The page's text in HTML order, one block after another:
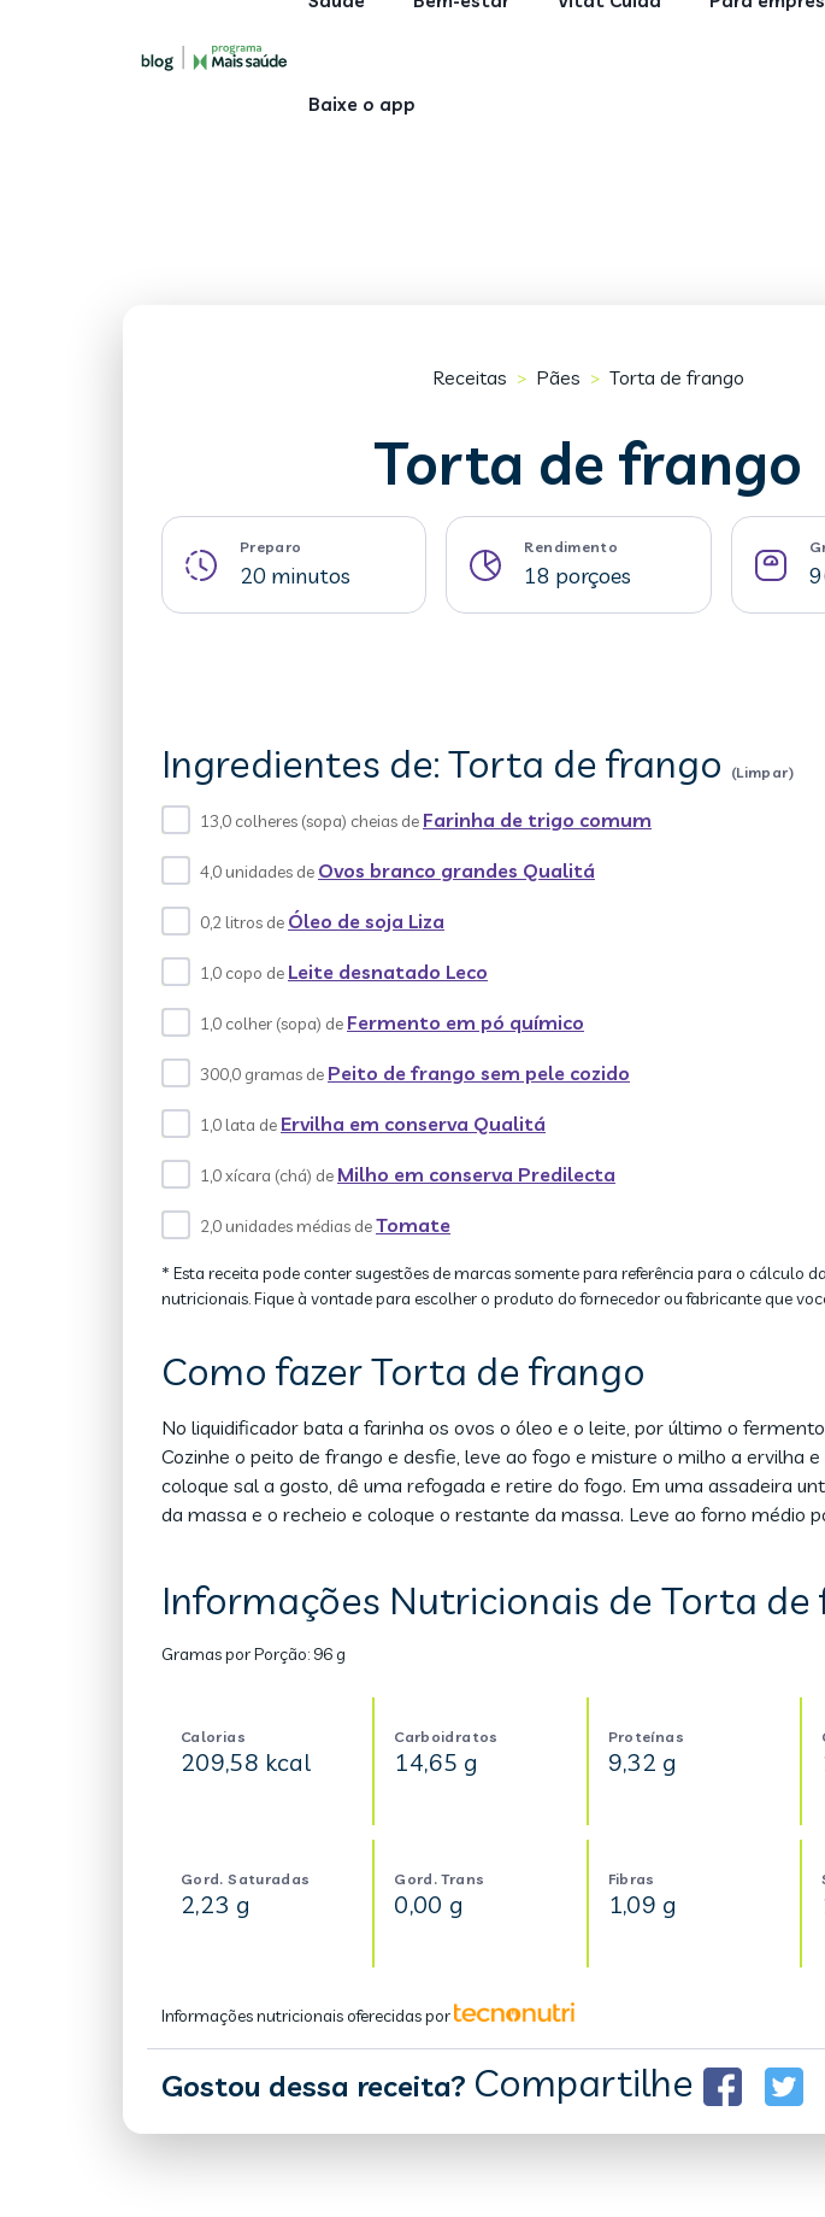
Baixe o app
Receitas > Pães > Torta de frango
Torta de frango
Preparo
20 minutos
Rendimento
18 porçoes
Ingredientes de: Torta de frango (Limpar)
13,0 colheres (sopa) cheias de Farinha de trigo comum
4,0 unidades de Ovos branco grandes Qualitá
0,2 litros de Óleo de soja Liza
1,0 copo de Leite desnatado Leco
1,0 colher (sopa) de Fermento em pó químico
300,0 gramas de Peito de frango sem pele cozido
1,0 lata de Ervilha em conserva Qualitá
1,0 xícara (chá) de Milho em conserva Predilecta
2,0 unidades médias deTomate
* Esta receita pode conter sugestões de marcas somente para referência para o cálculo
nutricionais. Fique à vontade para escolher o produto do fornecedor ou fabricante que
Como fazer Torta de frango
No liquidificador bata a farinha os ovos o óleo e o leite, por último o
Cozinhe o peito de frango e desfie, leve ao fogo e misture o milho a ervilha
coloque sal a gosto, dê uma refogada e retire do fogo. Em uma assadeira
da massa e o recheio e coloque o restante da massa. Leve ao forno médio
Informações Nutricionais de Torta de
Gramas por Porção: 96 g
Calorias
209,58 kcal
Carboidratos
14,65 g
Proteínas
9,32 g
Gord. Saturadas
2,23 g
Gord. Trans
0,00 g
Fibras
1,09 g
Informações nutricionais oferecidas por
Gostou dessa receita? Compartilhe